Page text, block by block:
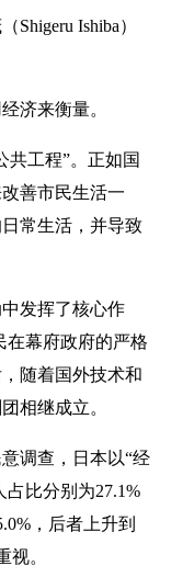
Ishiba）
济来衡量。
共工程”。正如国
善市民生活一
常生活，并导致
发挥了核心作
在幕府政府的严格
随着国外技术和
相继成立。
调查，日本以“经
占比分别为27.1%
，后者上升到
视。